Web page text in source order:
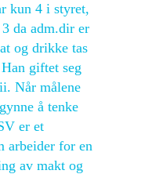
kun 4 i styret,
da adm.dir er
og drikke tas
giftet seg
Når målene
å tenke
er et
arbeider for en
av makt og